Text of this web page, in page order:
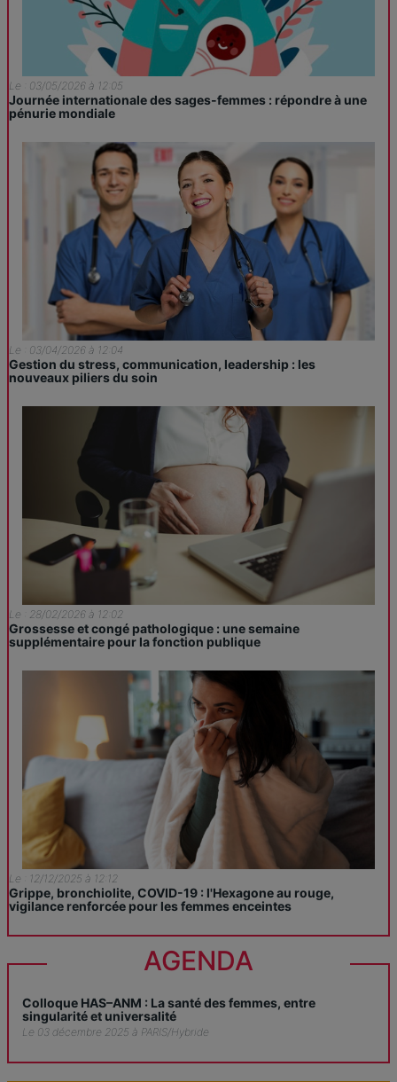
Le : 03/05/2026 à 12:05
Journée internationale des sages-femmes : répondre à une
pénurie mondiale
Le : 03/04/2026 à 12:04
Gestion du stress, communication, leadership : les
nouveaux piliers du soin
Le : 28/02/2026 à 12:02
Grossesse et congé pathologique : une semaine
supplémentaire pour la fonction publique
Le : 12/12/2025 à 12:12
Grippe, bronchiolite, COVID-19 : l'Hexagone au rouge,
vigilance renforcée pour les femmes enceintes
AGENDA
Colloque HAS–ANM : La santé des femmes, entre
singularité et universalité
Le 03 décembre 2025 à PARIS/Hybride